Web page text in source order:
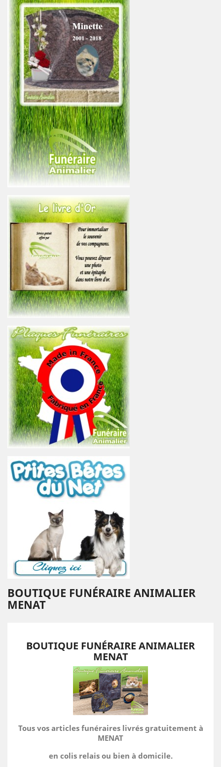
BOUTIQUE FUNÉRAIRE ANIMALIER
MENAT
BOUTIQUE FUNÉRAIRE ANIMALIER
MENAT
Tous vos articles funéraires livrés gratuitement à
MENAT
en colis relais ou bien à domicile.